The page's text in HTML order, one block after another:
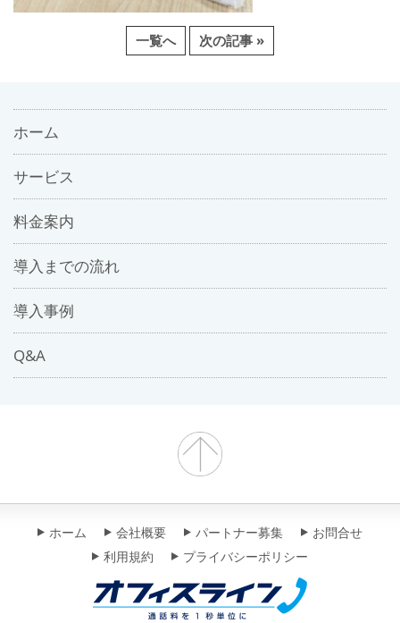
一覧へ 次の記事 »
ホーム
サービス
料金案内
導入までの流れ
導入事例
Q&A
ホーム 会社概要 パートナー募集
お問合せ
利用規約
プライバシーポリシー